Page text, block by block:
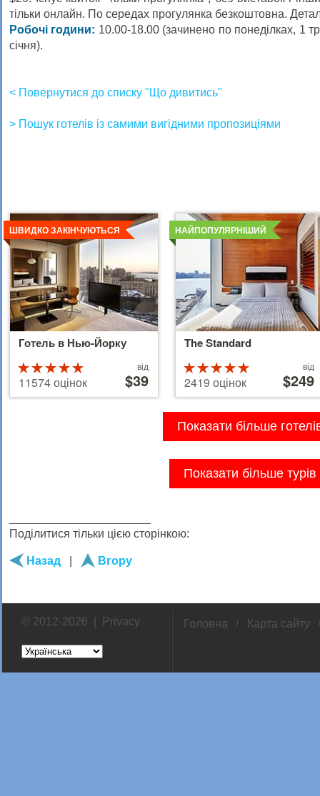
тільки онлайн. По середах прогулянка безкоштовна.
Робочі години: 10.00-18.00 (зачинено по понеділках, 1
січня).
< Повернутися до списку "Що дивитись"
> Пошук готелів із самими вигідними пропозиціями
Готель в Нью-Йорку
ШВИДКО ЗАКІНЧУЮТЬСЯ
5 з 5
11574 оцінок
від
$39
Детальніше
The Standard
НАЙПОПУЛЯРНІШИЙ
5 з 5
2419 оцінок 110 €
від
$249
Детальніше
Показати більше
Показати більше турів
Поділитися тільки цією сторінкою:
Назад Вгору
© 2012-2026 | Privacy Головна Карта сайту